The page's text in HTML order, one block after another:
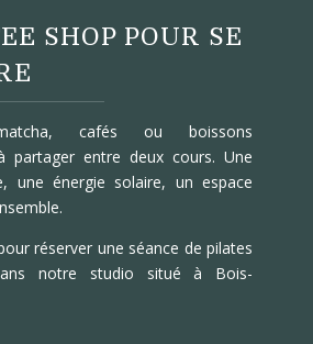
SHOP POUR SE
cafés ou boissons
partager entre deux cours. Une
une énergie solaire, un espace
réserver une séance de pilates
notre studio situé à Bois-